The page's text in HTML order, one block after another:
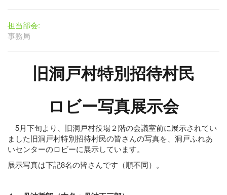
担当部会:
事務局
旧洞戸村特別招待村民
ロビー写真展示会
5月下旬より、旧洞戸村役場２階の会議室前に展示されてい
ました旧洞戸村特別招待村民の皆さんの写真を、洞戸ふれあ
いセンターのロビーに展示しています。
展示写真は下記8名の皆さんです（順不同）。